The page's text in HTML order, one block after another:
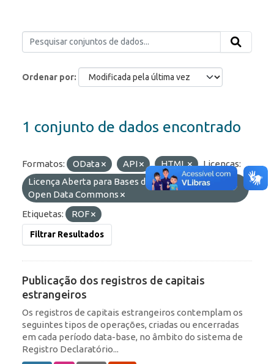
Ordenar por
1 conjunto de dados encontrado
Formatos: OData API HTML
Licenças:
Licença Aberta para Bases de Dados (ODbL) do
Open Data Commons
Etiquetas:
ROF
Filtrar Resultados
Publicação dos registros de capitais
estrangeiros
Os registros de capitais estrangeiros contemplam os
seguintes tipos de operações, criadas ou encerradas
em cada período data-base, no âmbito do sistema de
Registro Declaratório...